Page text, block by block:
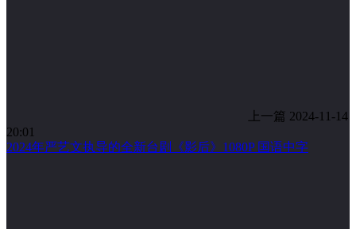
上一篇 2024-11-14
20:01
2024年严艺文执导的全新台剧《影后》1080P 国语中字